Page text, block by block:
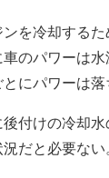
を冷却する
のパワーは
にパワーは落
付けの冷却
だと必要ない